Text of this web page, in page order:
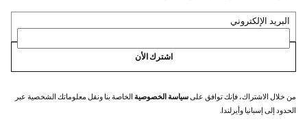
البريد الإلكتروني
اشترك الأن
من خلال الاشتراك، فإنك توافق علىسياسة الخصوصية الخاصة بنا ونقل معلوماتك الشخصية عبر
الحدود إلى إسبانيا وأيرلندا.